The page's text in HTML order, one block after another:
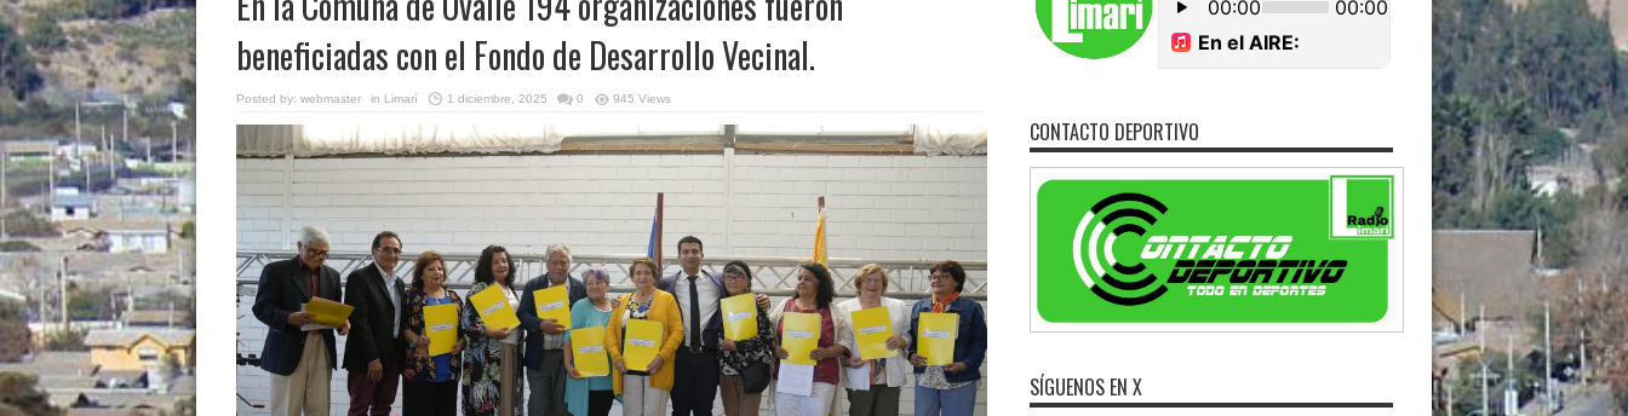
beneficiadas con el Fondo de Desarrollo Vecinal.
Posted by: webmaster in Limarí 1 diciembre, 2025 0 945 Views
CONTACTO DEPORTIVO
SÍGUENOS EN X